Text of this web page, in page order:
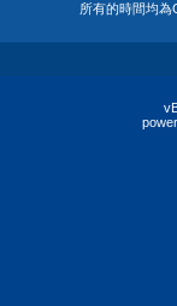
所有的時間均為